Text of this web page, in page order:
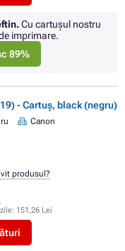
Cu cartuşul nostru
imprimare.
89%
- Cartuș, black (negru)
Canon
151,26 Lei
produsul?